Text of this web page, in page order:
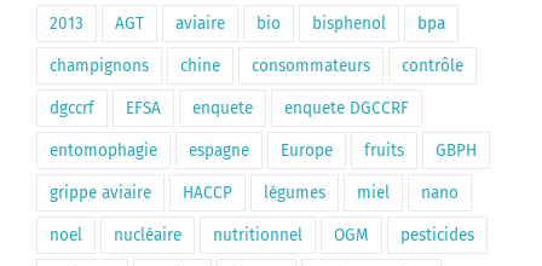
2013 AGT aviaire bio bisphenol bpa
champignons chine consommateurs contrôle
dgccrf EFSA enquete enquete DGCCRF
entomophagie espagne Europe fruits GBPH
grippe aviaire HACCP légumes miel nano
noel nucléaire nutritionnel OGM pesticides